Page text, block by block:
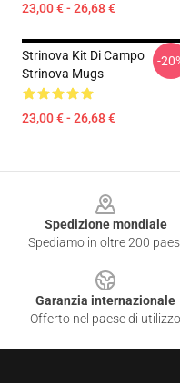
23,00 € - 26,68 €
Strinova Kit Di Campo
Strinova Mugs
23,00 € - 26,68 €
-
Spedizione mondiale
Spediamo in oltre 200
Garanzia internazionale
Offerto nel paese di utilizzo